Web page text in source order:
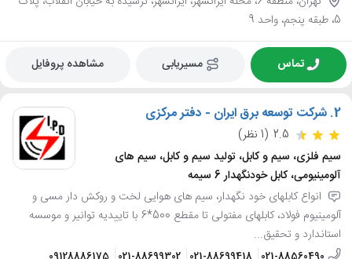
5، طبقه پنجم، واحد 9
تماس مسیریابی مشاهده پروفایل
2. شرکت توسعه برق ایران - دفتر مرکزی
2.5 (1 نظر)
سیم فلزی، سیم و کابل، تولید سیم و کابل، سیم های
آلومینیومی، کابل خودنگهدار 6 سیمه
انواع کابلهای خود نگهدار، سیم های هوایی لخت و روکش دار مسی و
آلومینیوم فولاد، کابلهای مفتولی تا مقطع 500*6 با تاییدیه توانیر و موسسه
استاندارد و تحقیق...